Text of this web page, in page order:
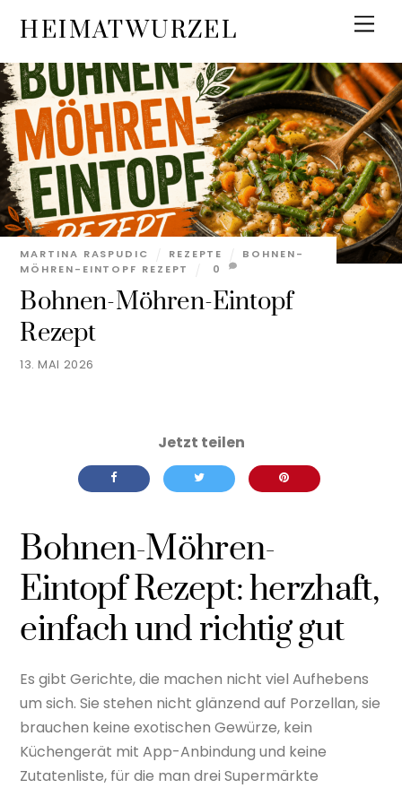
content
HEIMATWURZEL
13. MAI 2026
Bohnen-Möhren-Eintopf
Rezept
MARTINA RASPUDIC REZEPTE
BOHNEN-
MÖHREN-EINTOPF REZEPT
0
Bohnen-Möhren-
Eintopf Rezept: herzhaft,
einfach und richtig gut
Es gibt Gerichte, die machen nicht viel Aufhebens
um sich. Sie stehen nicht glänzend auf Porzellan, sie
brauchen keine exotischen Gewürze, kein
Küchengerät mit App-Anbindung und keine
Zutatenliste, für die man drei Supermärkte